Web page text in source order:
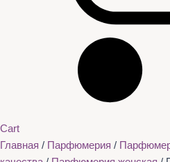
Cart
Главная / Парфюмерия /